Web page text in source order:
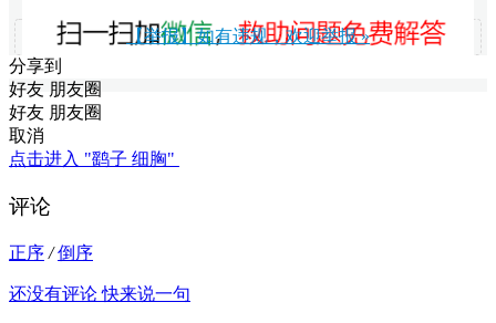
【举报】如有违规，欢迎举报 »
分享到
好友 朋友圈
好友 朋友圈
取消
点击进入 "鹞子 细胸"
评论
正序 / 倒序
还没有评论 快来说一句